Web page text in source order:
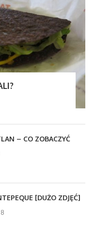
– CO ZOBACZYĆ
[DUŻO ZDJĘĆ]